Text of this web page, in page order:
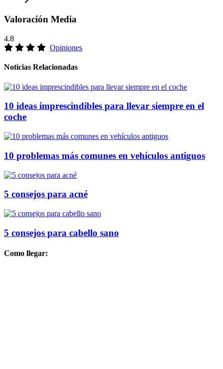
Valoración Media
4.8
Opiniones
Noticias Relacionadas
10 ideas imprescindibles para llevar siempre en el
coche
10 problemas más comunes en vehículos antiguos
5 consejos para acné
5 consejos para cabello sano
Como llegar: